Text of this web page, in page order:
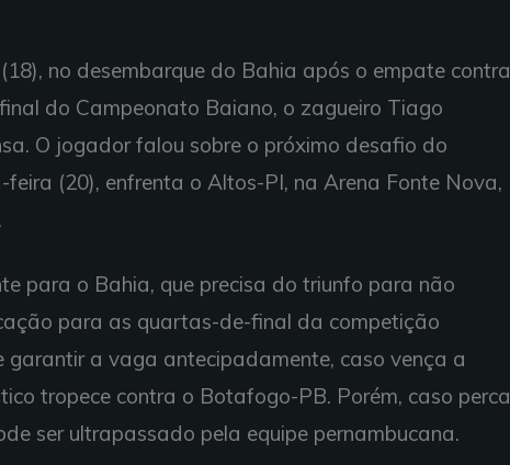
no desembarque do Bahia após o empate contra
do Campeonato Baiano, o zagueiro Tiago
O jogador falou sobre o próximo desafio do
feira (20), enfrenta o Altos-PI, na Arena Fonte Nova,
para o Bahia, que precisa do triunfo para não
para as quartas-de-final da competição
garantir a vaga antecipadamente, caso vença a
tropece contra o Botafogo-PB. Porém, caso perca
ser ultrapassado pela equipe pernambucana.